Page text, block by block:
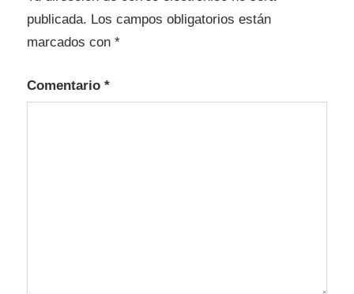
publicada. Los campos obligatorios están
marcados con *
Comentario *